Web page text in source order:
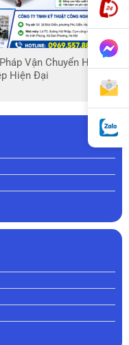
Vận Chuyển Hàng
Hiện Đại